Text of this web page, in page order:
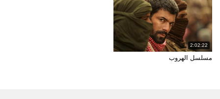
2:02:22
مسلسل الهروب